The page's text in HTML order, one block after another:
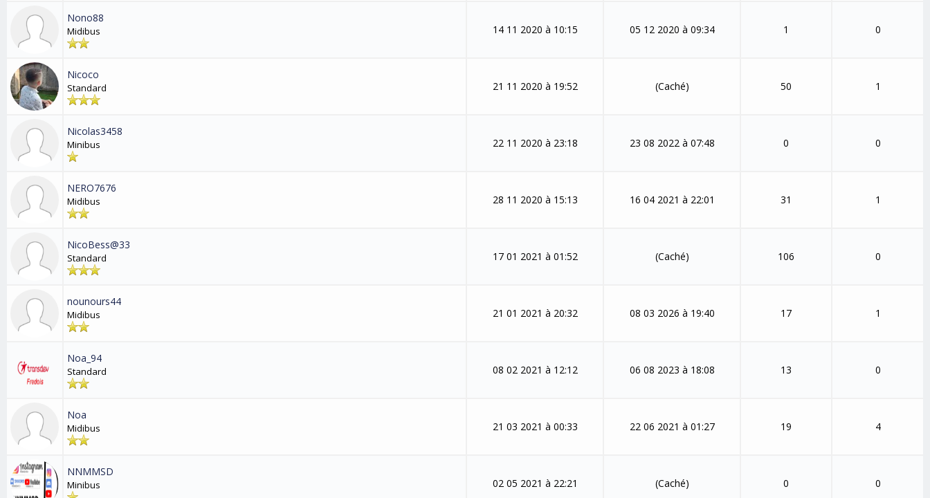
Nono88
Midibus 14 11 2020 à 10:15 05 12 2020 à 09:34 1 0
Nicoco
Standard 21 11 2020 à 19:52 (Caché) 50 1
Nicolas3458
Minibus 22 11 2020 à 23:18 23 08 2022 à 07:48 0 0
NERO7676
Midibus 28 11 2020 à 15:13 16 04 2021 à 22:01 31 1
NicoBess@33
Standard 17 01 2021 à 01:52 (Caché) 106 0
nounours44
Midibus 21 01 2021 à 20:32 08 03 2026 à 19:40 17 1
Noa_94
Standard 08 02 2021 à 12:12 06 08 2023 à 18:08 13 0
Noa
Midibus 21 03 2021 à 00:33 22 06 2021 à 01:27 19 4
NNMMSD
Minibus 02 05 2021 à 22:21 (Caché) 0 0